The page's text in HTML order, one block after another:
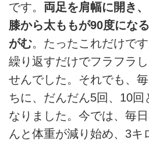
です。 両足を肩幅に開き
膝から太ももが90度にな
がむ。たったこれだけで
繰り返すだけでフラフラ
せんでした。それでも、
ちに、だんだん5回、10回
なりました。今では、毎
んと体重が減り始め、3キ